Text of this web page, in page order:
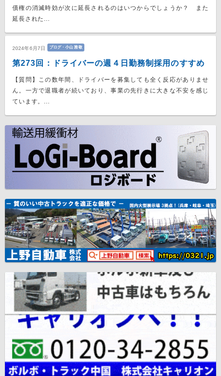
債権の消滅時効が次に延長されるのはいつからでしょうか？ また
延長された...
2024年6月7日 ブログ・小山 雅敬
第273回：ドライバーの週４日勤務制採用のすすめ
【質問】この数年間、ドライバーを募集しても全く反応がありませ
ん。一方で退職者が続いており、事業の先行きに大きな不安を感じ
ています。...